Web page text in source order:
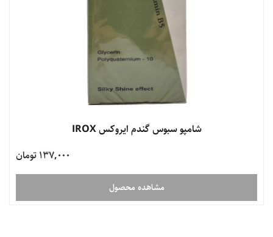
شامپو سبوس گندم ایروکس IROX
137,000 تومان
مشاهده محصول